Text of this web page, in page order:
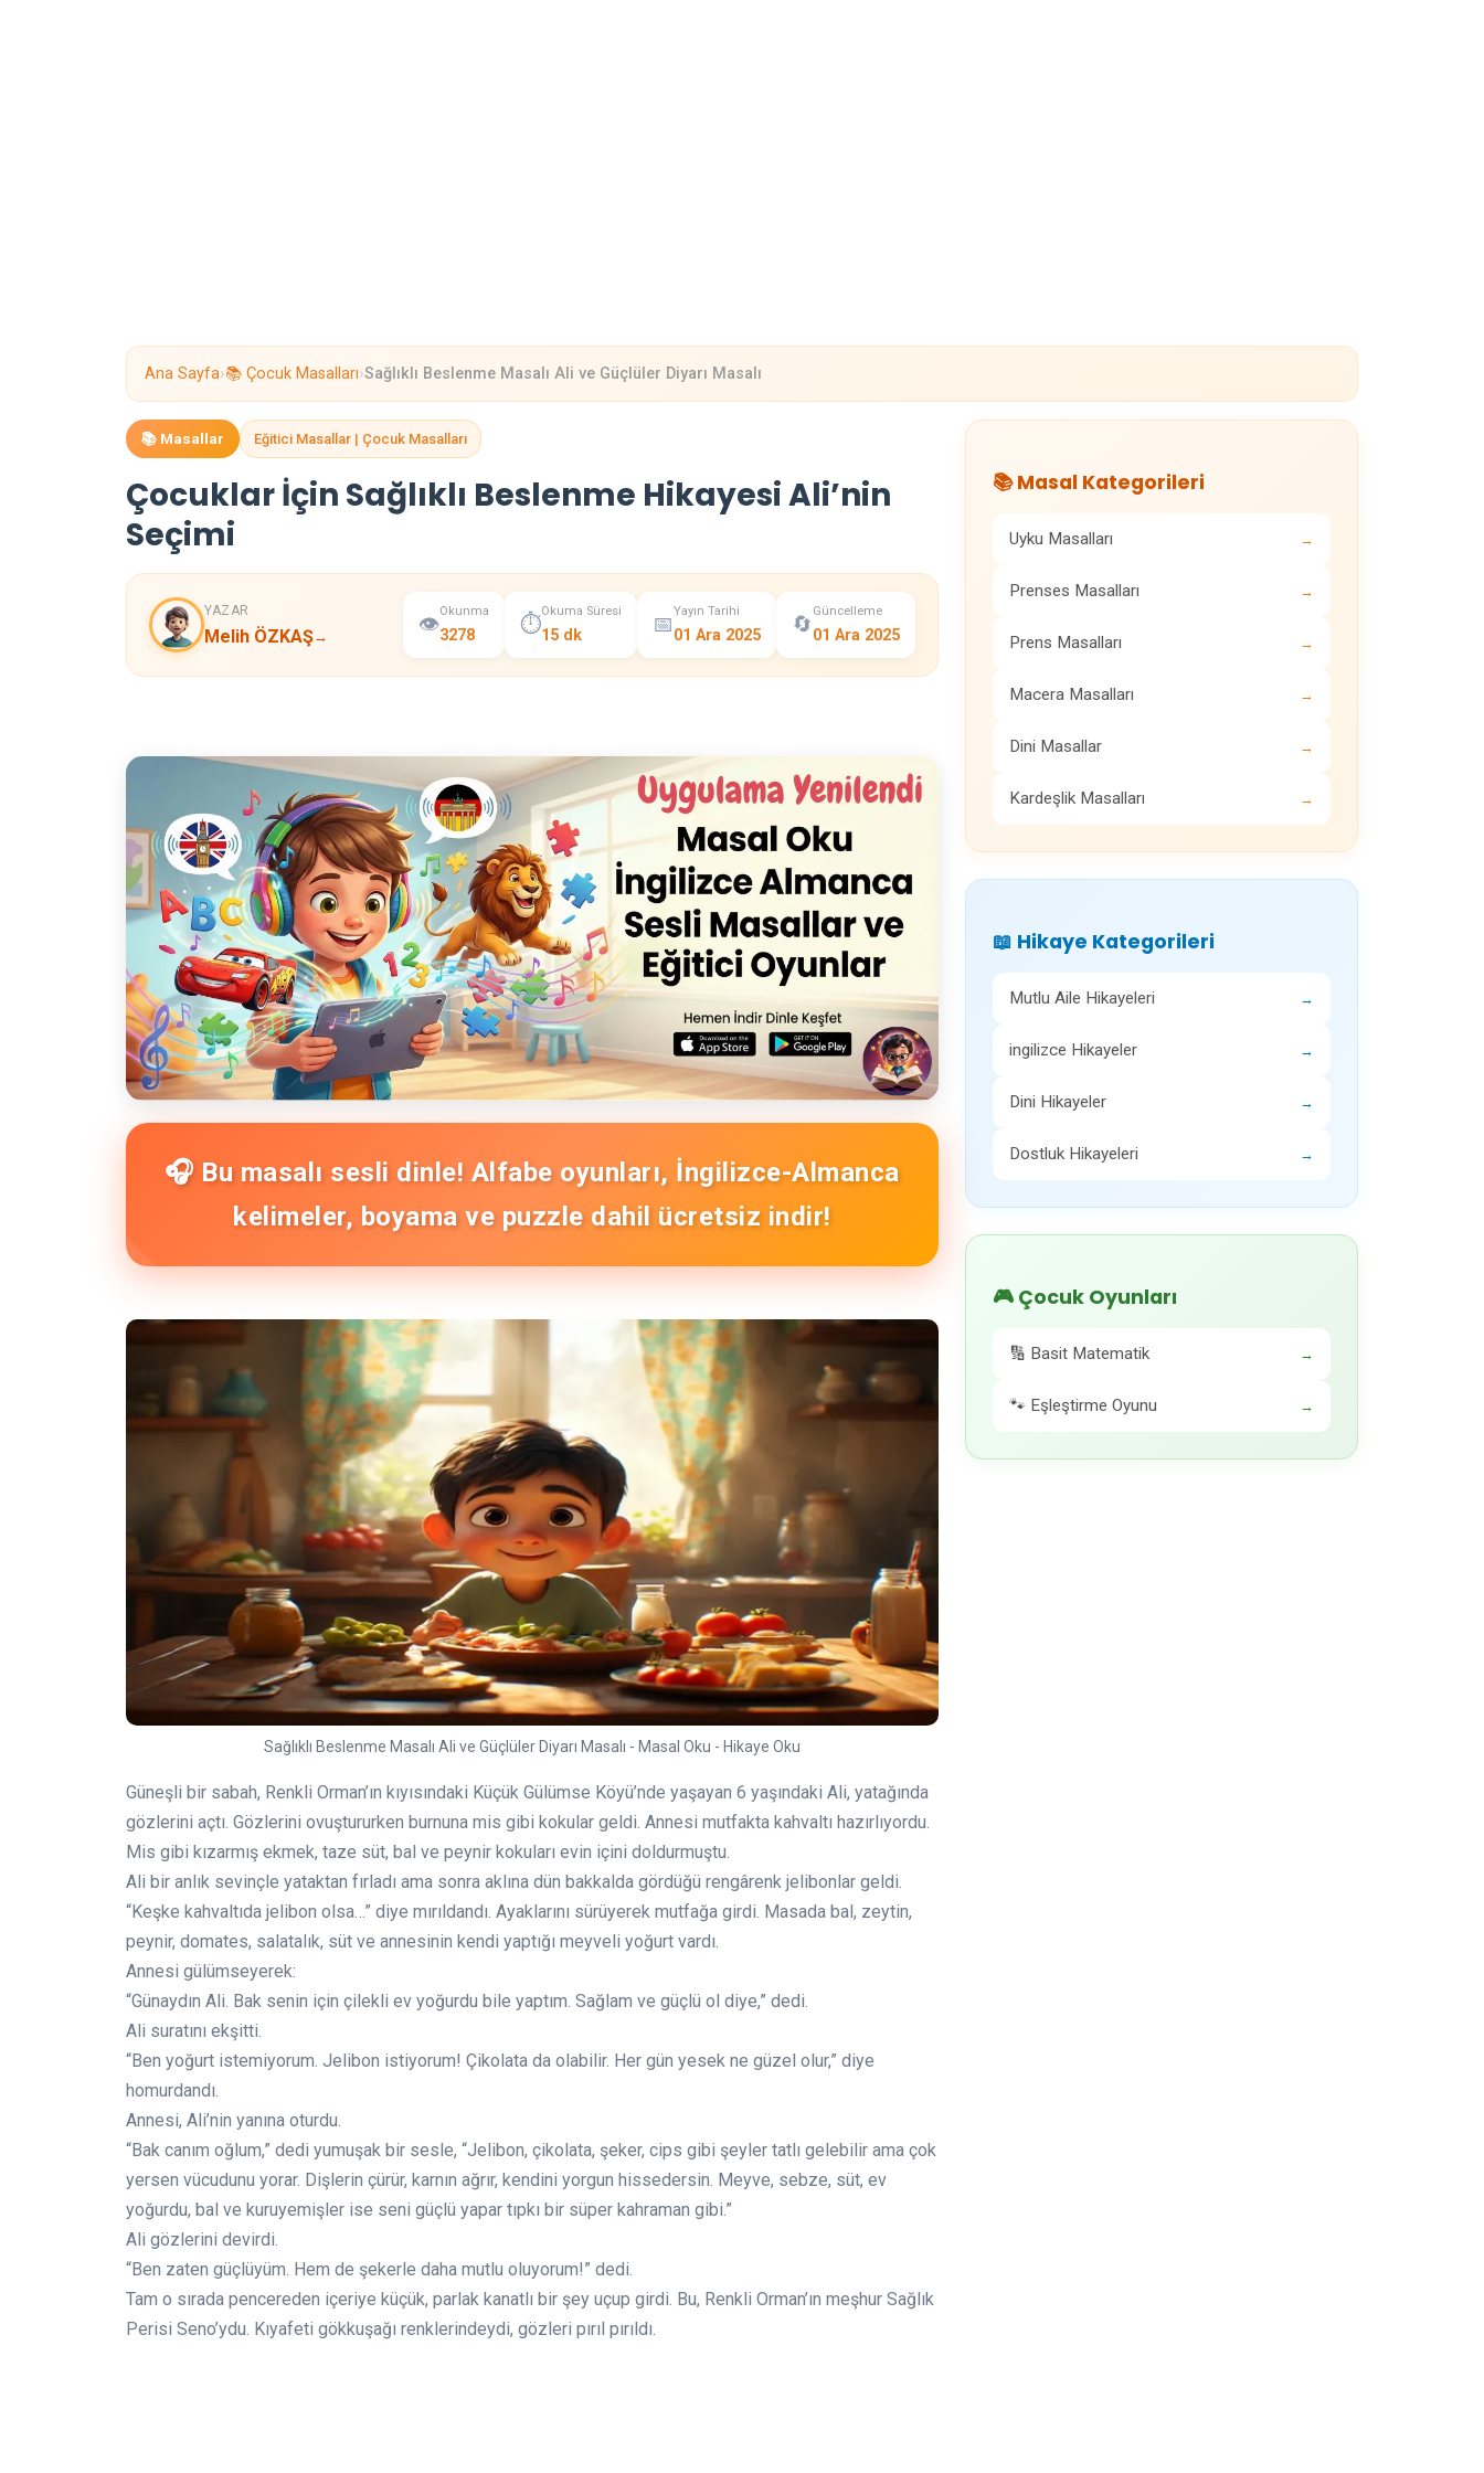
Ana Sayfa›📚 Çocuk Masalları›Sağlıklı Beslenme Masalı Ali ve Güçlüler Diyarı Masalı
📚 Masallar Eğitici Masallar | Çocuk Masalları
Çocuklar İçin Sağlıklı Beslenme Hikayesi Ali’nin
Seçimi
YAZAR
Melih ÖZKAŞ→ 👁️
Okunma
3278 ⏱️
Okuma Süresi
15 dk 📅
Yayın Tarihi
01 Ara 2025 🔄
Güncelleme
01 Ara 2025
🎧 Bu masalı sesli dinle! Alfabe oyunları, İngilizce-Almanca
kelimeler, boyama ve puzzle dahil ücretsiz indir!
Sağlıklı Beslenme Masalı Ali ve Güçlüler Diyarı Masalı - Masal Oku - Hikaye Oku
Güneşli bir sabah, Renkli Orman’ın kıyısındaki Küçük Gülümse Köyü’nde yaşayan 6 yaşındaki Ali, yatağında
gözlerini açtı. Gözlerini ovuştururken burnuna mis gibi kokular geldi. Annesi mutfakta kahvaltı hazırlıyordu.
Mis gibi kızarmış ekmek, taze süt, bal ve peynir kokuları evin içini doldurmuştu.
Ali bir anlık sevinçle yataktan fırladı ama sonra aklına dün bakkalda gördüğü rengârenk jelibonlar geldi.
“Keşke kahvaltıda jelibon olsa…” diye mırıldandı. Ayaklarını sürüyerek mutfağa girdi. Masada bal, zeytin,
peynir, domates, salatalık, süt ve annesinin kendi yaptığı meyveli yoğurt vardı.
Annesi gülümseyerek:
“Günaydın Ali. Bak senin için çilekli ev yoğurdu bile yaptım. Sağlam ve güçlü ol diye,” dedi.
Ali suratını ekşitti.
“Ben yoğurt istemiyorum. Jelibon istiyorum! Çikolata da olabilir. Her gün yesek ne güzel olur,” diye
homurdandı.
Annesi, Ali’nin yanına oturdu.
“Bak canım oğlum,” dedi yumuşak bir sesle, “Jelibon, çikolata, şeker, cips gibi şeyler tatlı gelebilir ama çok
yersen vücudunu yorar. Dişlerin çürür, karnın ağrır, kendini yorgun hissedersin. Meyve, sebze, süt, ev
yoğurdu, bal ve kuruyemişler ise seni güçlü yapar tıpkı bir süper kahraman gibi.”
Ali gözlerini devirdi.
“Ben zaten güçlüyüm. Hem de şekerle daha mutlu oluyorum!” dedi.
Tam o sırada pencereden içeriye küçük, parlak kanatlı bir şey uçup girdi. Bu, Renkli Orman’ın meşhur Sağlık
Perisi Seno’ydu. Kıyafeti gökkuşağı renklerindeydi, gözleri pırıl pırıldı.
📚 Masal Kategorileri
Uyku Masalları →
Prenses Masalları →
Prens Masalları →
Macera Masalları →
Dini Masallar →
Kardeşlik Masalları →
📖 Hikaye Kategorileri
Mutlu Aile Hikayeleri →
ingilizce Hikayeler →
Dini Hikayeler →
Dostluk Hikayeleri →
🎮 Çocuk Oyunları
🔢 Basit Matematik →
🐾 Eşleştirme Oyunu →